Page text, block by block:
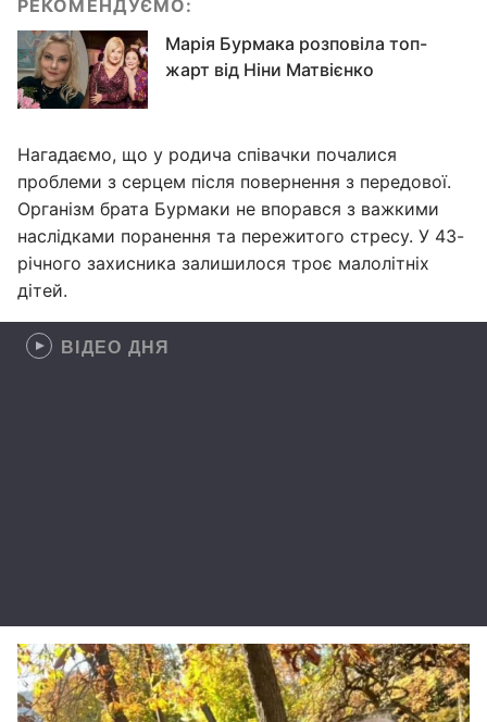
РЕКОМЕНДУЄМО:
Марія Бурмака розповіла топ-
жарт від Ніни Матвієнко
Нагадаємо, що у родича співачки почалися
проблеми з серцем після повернення з передової.
Організм брата Бурмаки не впорався з важкими
наслідками поранення та пережитого стресу. У 43-
річного захисника залишилося троє малолітніх
дітей.
ВІДЕО ДНЯ